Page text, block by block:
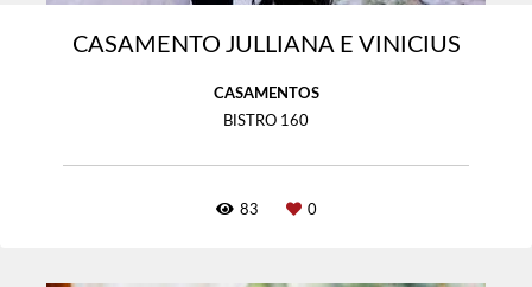
CASAMENTO JULLIANA E VINICIUS
CASAMENTOS
BISTRO 160
83 0